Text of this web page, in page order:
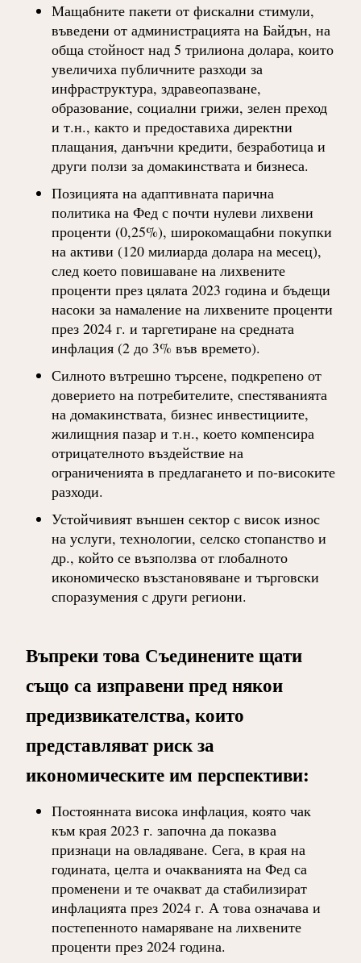
Мащабните пакети от фискални стимули,
въведени от администрацията на Байдън, на
обща стойност над 5 трилиона долара, които
увеличиха публичните разходи за
инфраструктура, здравеопазване,
образование, социални грижи, зелен преход
и т.н., както и предоставиха директни
плащания, данъчни кредити, безработица и
други ползи за домакинствата и бизнеса.
Позицията на адаптивната парична
политика на Фед с почти нулеви лихвени
проценти (0,25%), широкомащабни покупки
на активи (120 милиарда долара на месец),
след което повишаване на лихвените
проценти през цялата 2023 година и бъдещи
насоки за намаление на лихвените проценти
през 2024 г. и таргетиране на средната
инфлация (2 до 3% във времето).
Силното вътрешно търсене, подкрепено от
доверието на потребителите, спестяванията
на домакинствата, бизнес инвестициите,
жилищния пазар и т.н., което компенсира
отрицателното въздействие на
ограниченията в предлагането и по-високите
разходи.
Устойчивият външен сектор с висок износ
на услуги, технологии, селско стопанство и
др., който се възползва от глобалното
икономическо възстановяване и търговски
споразумения с други региони.
Въпреки това Съединените щати
също са изправени пред някои
предизвикателства, които
представляват риск за
икономическите им перспективи:
Постоянната висока инфлация, която чак
към края 2023 г. започна да показва
признаци на овладяване. Сега, в края на
годината, целта и очакванията на Фед са
променени и те очакват да стабилизират
инфлацията през 2024 г. А това означава и
постепенното намаряване на лихвените
проценти през 2024 година.